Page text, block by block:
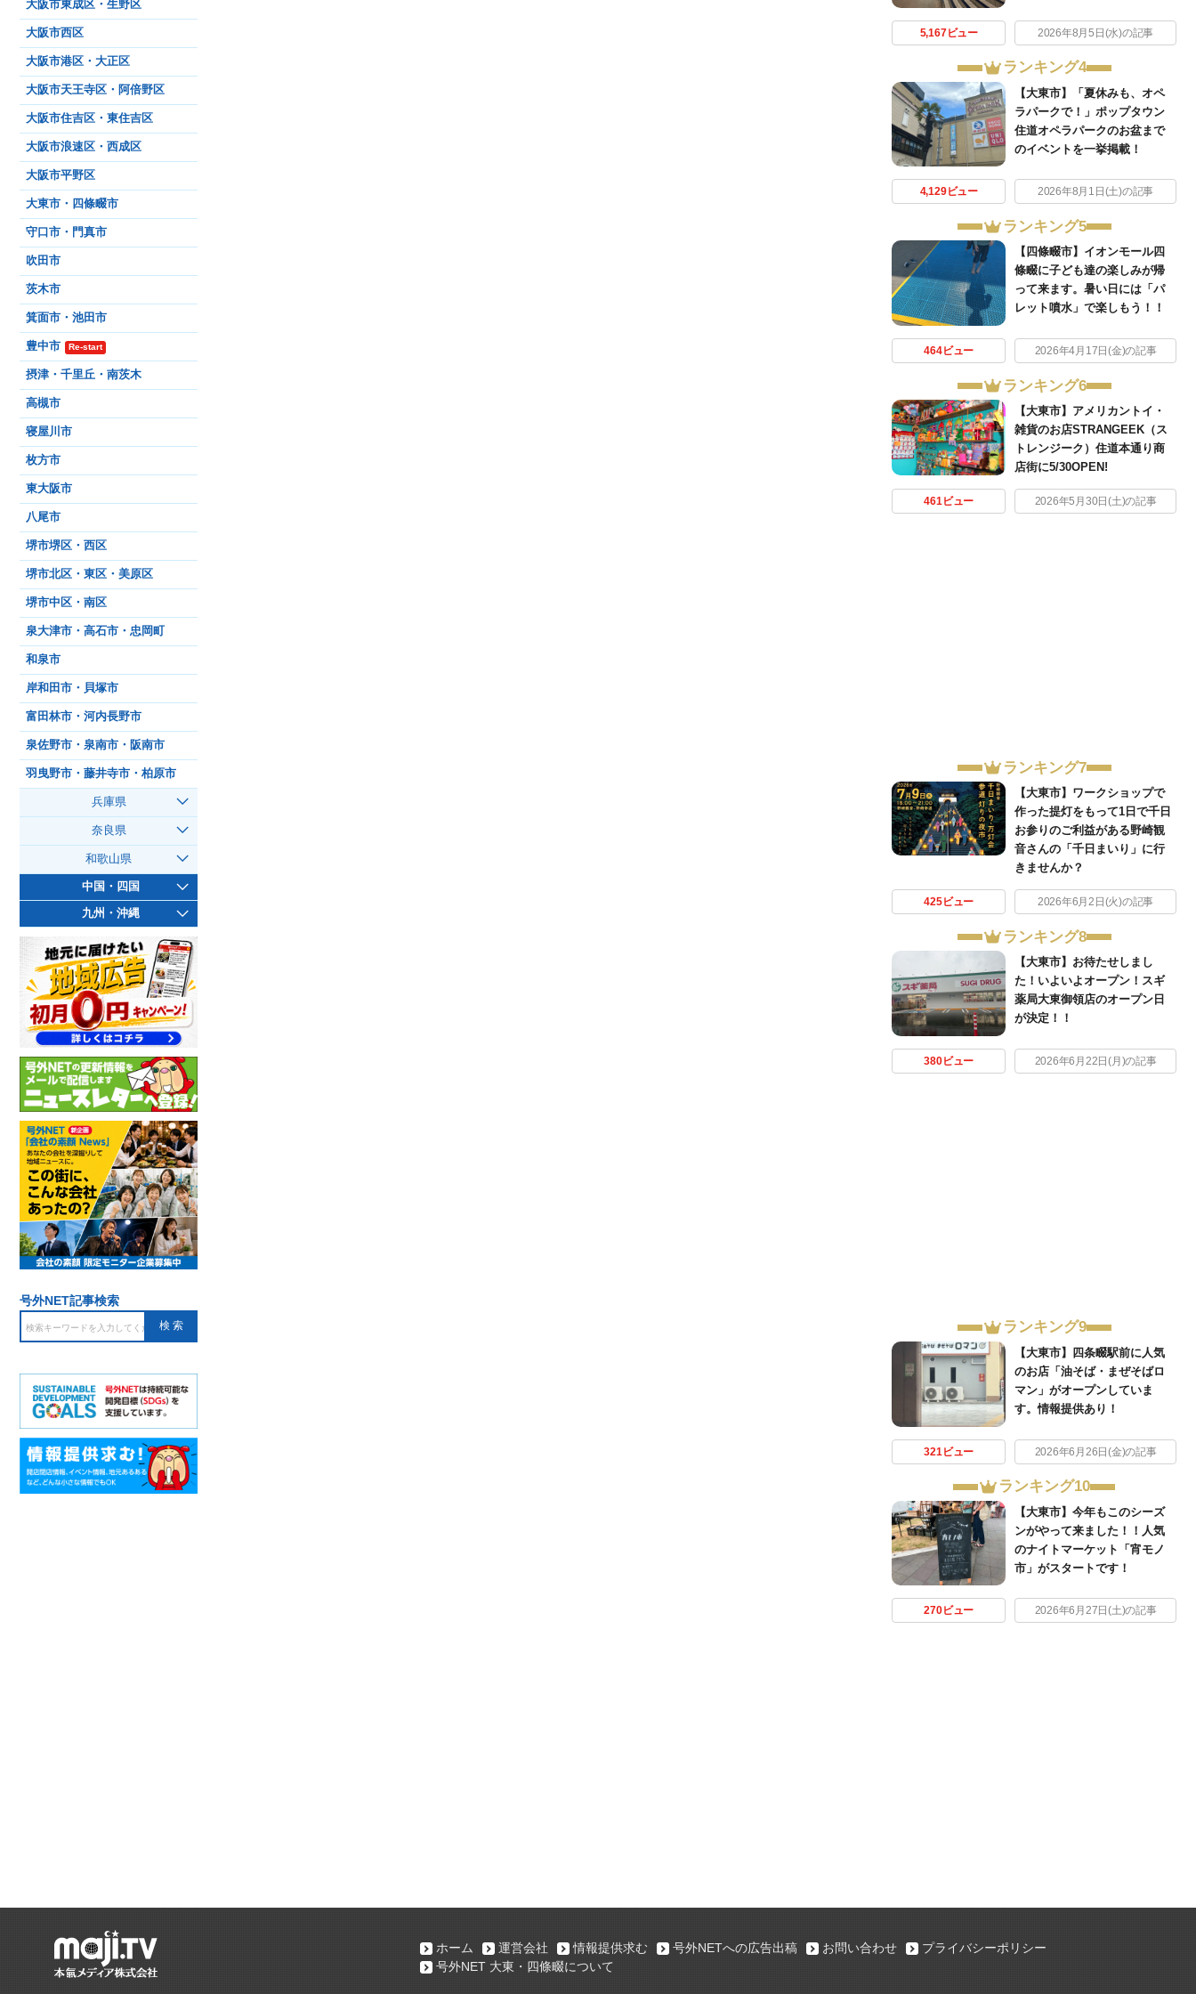
5,167ビュー 2026年8月5日(水)の記事
ランキング4
【大東市】「夏休みも、オペ
ラパークで！」ポップタウン
住道オペラパークのお盆まで
のイベントを一挙掲載！
4,129ビュー 2026年8月1日(土)の記事
ランキング5
【四條畷市】イオンモール四
條畷に子ども達の楽しみが帰
って来ます。暑い日には「パ
レット噴水」で楽しもう！！
464ビュー 2026年4月17日(金)の記事
ランキング6
【大東市】アメリカントイ・
雑貨のお店STRANGEEK（ス
トレンジーク）住道本通り商
店街に5/30OPEN!
461ビュー 2026年5月30日(土)の記事
ランキング7
【大東市】ワークショップで
作った提灯をもって1日で千日
お参りのご利益がある野崎観
音さんの「千日まいり」に行
きませんか？
425ビュー 2026年6月2日(火)の記事
ランキング8
【大東市】お待たせしまし
た！いよいよオープン！スギ
薬局大東御領店のオープン日
が決定！！
380ビュー 2026年6月22日(月)の記事
ランキング9
【大東市】四条畷駅前に人気
のお店「油そば・まぜそばロ
マン」がオープンしていま
す。情報提供あり！
321ビュー 2026年6月26日(金)の記事
ランキング10
【大東市】今年もこのシーズ
ンがやって来ました！！人気
のナイトマーケット「宵モノ
市」がスタートです！
270ビュー 2026年6月27日(土)の記事
大阪市東成区・生野区
大阪市西区
大阪市港区・大正区
大阪市天王寺区・阿倍野区
大阪市住吉区・東住吉区
大阪市浪速区・西成区
大阪市平野区
大東市・四條畷市
守口市・門真市
吹田市
茨木市
箕面市・池田市
豊中市 Re-start
摂津・千里丘・南茨木
高槻市
寝屋川市
枚方市
東大阪市
八尾市
堺市堺区・西区
堺市北区・東区・美原区
堺市中区・南区
泉大津市・高石市・忠岡町
和泉市
岸和田市・貝塚市
富田林市・河内長野市
泉佐野市・泉南市・阪南市
羽曳野市・藤井寺市・柏原市
兵庫県
奈良県
和歌山県
中国・四国
九州・沖縄
号外NET記事検索
ホーム 運営会社 情報提供求む 号外NETへの広告出稿 お問い合わせ
プライバシーポリシー
号外NET 大東・四條畷について